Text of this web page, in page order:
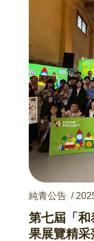
純青公告 /
第七屆「
果展覽精采